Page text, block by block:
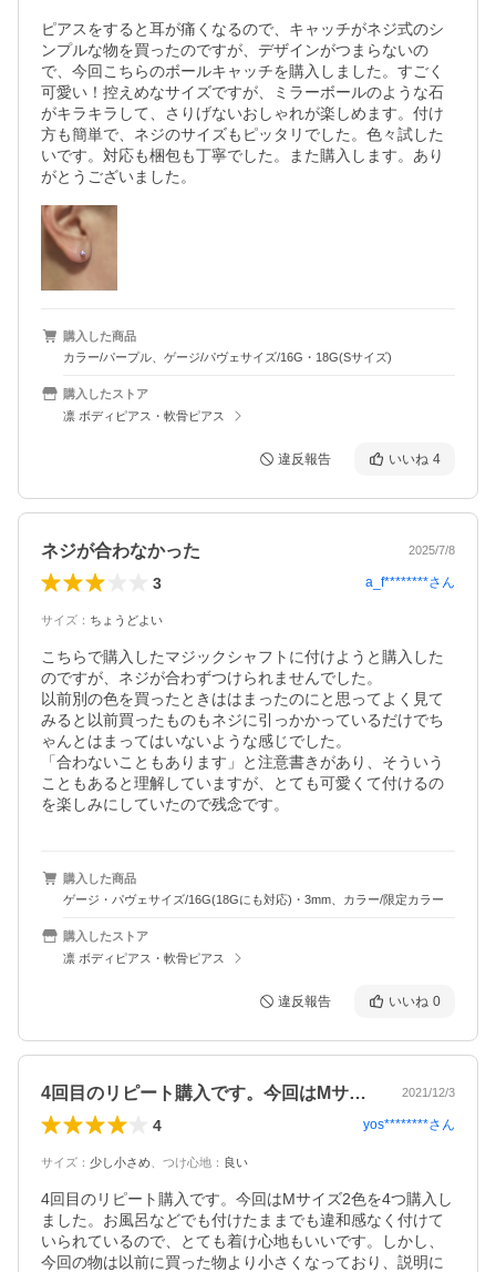
ピアスをすると耳が痛くなるので、キャッチがネジ式のシ
ンプルな物を買ったのですが、デザインがつまらないの
で、今回こちらのボールキャッチを購入しました。すごく
可愛い！控えめなサイズですが、ミラーボールのような石
がキラキラして、さりげないおしゃれが楽しめます。付け
方も簡単で、ネジのサイズもピッタリでした。色々試した
いです。対応も梱包も丁寧でした。また購入します。あり
がとうございました。
購入した商品
カラー/パープル、ゲージ/パヴェサイズ/16G・18G(Sサイズ)
購入したストア
凛 ボディピアス・軟骨ピアス
違反報告 いいね 4
ネジが合わなかった 2025/7/8
3 a_f********さん
サイズ ： ちょうどよい
こちらで購入したマジックシャフトに付けようと購入した
のですが、ネジが合わずつけられませんでした。
以前別の色を買ったときははまったのにと思ってよく見て
みると以前買ったものもネジに引っかかっているだけでち
ゃんとはまってはいないような感じでした。
「合わないこともあります」と注意書きがあり、そういう
こともあると理解していますが、とても可愛くて付けるの
を楽しみにしていたので残念です。
購入した商品
ゲージ・パヴェサイズ/16G(18Gにも対応)・3mm、カラー/限定カラー
購入したストア
凛 ボディピアス・軟骨ピアス
違反報告 いいね 0
4回目のリピート購入です。今回はMサイ… 2021/12/3
4 yos********さん
サイズ ： 少し小さめ つけ心地 ： 良い
4回目のリピート購入です。今回はMサイズ2色を4つ購入し
ました。お風呂などでも付けたままでも違和感なく付けて
いられているので、とても着け心地もいいです。しかし、
今回の物は以前に買った物より小さくなっており、説明に